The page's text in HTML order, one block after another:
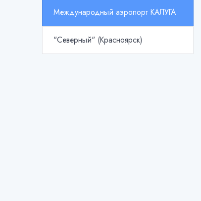
Международный аэропорт КАЛУГА
"Северный" (Красноярск)